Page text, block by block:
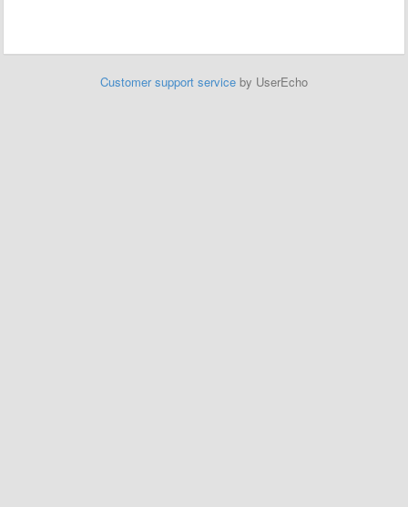
Customer support service by UserEcho